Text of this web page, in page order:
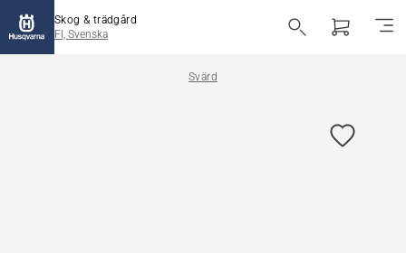
Skog & trädgård
FI, Svenska
Svärd